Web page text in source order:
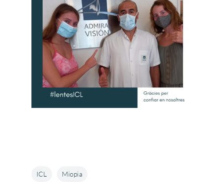
ICL Miopia